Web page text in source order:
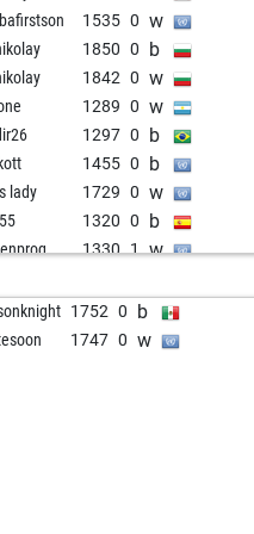
1535 0 w
1850 0 b
1842 0 w
1289 0 w
1297 0 b
1455 0 b
lady 1729 0 w
1320 0 b
1330 1 w
abort 2220 0
1494 0 b
1752 0 b
1747 0 w